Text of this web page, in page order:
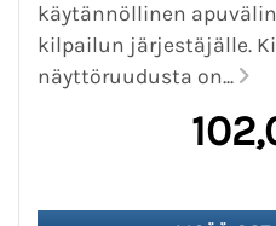
käytännöllinen
kilpailun järjestäjälle.
näyttöruudusta on...